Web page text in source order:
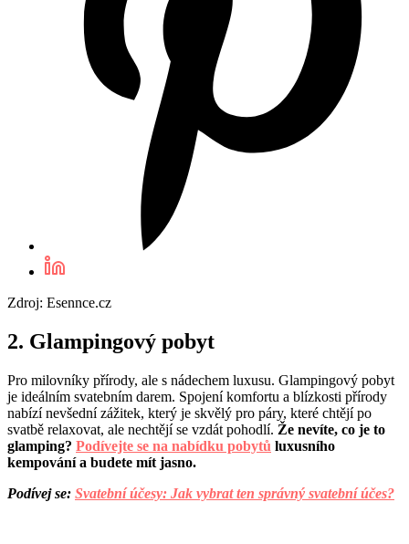
Zdroj: Esennce.cz
2. Glampingový pobyt
Pro milovníky přírody, ale s nádechem luxusu. Glampingový pobyt
je ideálním svatebním darem. Spojení komfortu a blízkosti přírody
nabízí nevšední zážitek, který je skvělý pro páry, které chtějí po
svatbě relaxovat, ale nechtějí se vzdát pohodlí. Že nevíte, co je to
glamping? Podívejte se na nabídku pobytů luxusního
kempování a budete mít jasno.
Podívej se: Svatební účesy: Jak vybrat ten správný svatební účes?